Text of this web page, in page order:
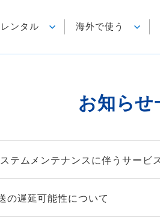
ンタル 海外で使う
お知らせ
テムメンテナンスに伴うサービ
の遅延可能性について